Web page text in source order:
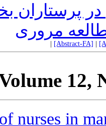
در پرستاران
مروری
[Abstract-FA]
12,
nurses in